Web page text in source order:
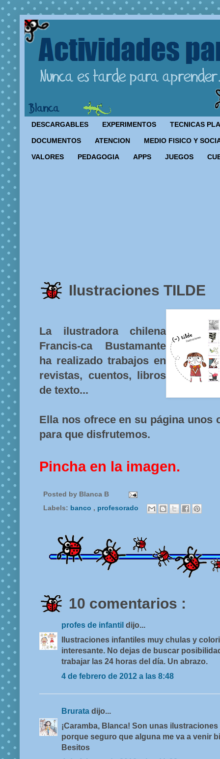
DESCARGABLES EXPERIMENTOS TECNICAS
DOCUMENTOS ATENCION MEDIO FISICO Y
VALORES PEDAGOGIA APPS JUEGOS
Ilustraciones TILDE
La ilustradora chilena
Francis-ca Bustamante
ha realizado trabajos en
revistas, cuentos, libros
de texto...
Ella nos ofrece en su página unos
para que disfrutemos.
Pincha en la imagen.
Posted by Blanca B
Labels: banco , profesorado
10 comentarios :
profes de infantil dijo...
Ilustraciones infantiles muy chulas y
interesante. No dejas de buscar
trabajar las 24 horas del día. Un abrazo.
4 de febrero de 2012 a las 8:48
Brurata dijo...
¡Caramba, Blanca! Son unas
porque seguro que alguna me va a venir
Besitos